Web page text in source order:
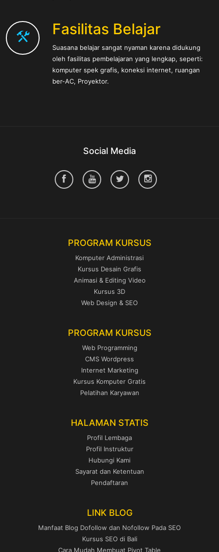
Fasilitas Belajar
Suasana belajar sangat nyaman karena didukung
oleh fasilitas pembelajaran yang lengkap, seperti:
komputer spek grafis, koneksi internet, ruangan
ber-AC, Proyektor.
Social Media
PROGRAM KURSUS
Komputer Administrasi
Kursus Desain Grafis
Animasi & Editing Video
Kursus 3D
Web Design & SEO
PROGRAM KURSUS
Web Programming
CMS Wordpress
Internet Marketing
Kursus Komputer Gratis
Pelatihan Karyawan
HALAMAN STATIS
Profil Lembaga
Profil Instruktur
Hubungi Kami
Sayarat dan Ketentuan
Pendaftaran
LINK BLOG
Manfaat Blog Dofollow dan Nofollow Pada SEO
Kursus SEO di Bali
Cara Mudah Membuat Pivot Table